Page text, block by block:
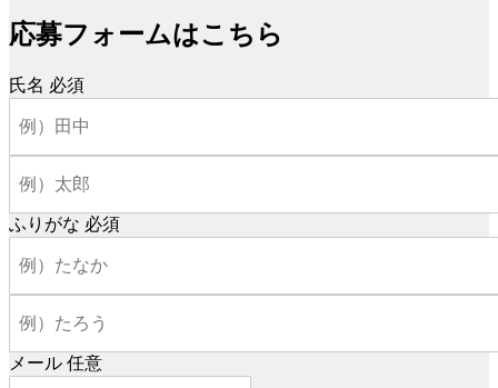
応募フォームはこちら
氏名 必須
ふりがな 必須
メール 任意